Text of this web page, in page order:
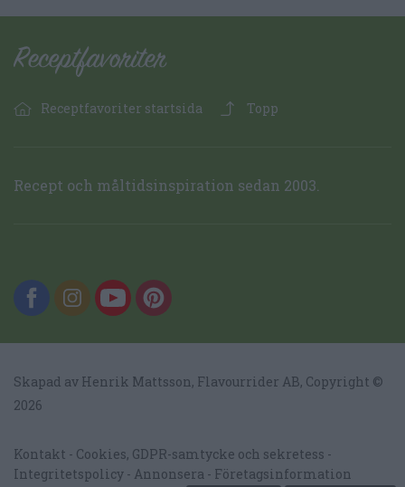
Receptfavoriter startsida Topp
Recept och måltidsinspiration sedan 2003.
Skapad av Henrik Mattsson, Flavourrider AB, Copyright ©
2026
Kontakt
Cookies, GDPR-samtycke och sekretess
Integritetspolicy
Annonsera Företagsinformation